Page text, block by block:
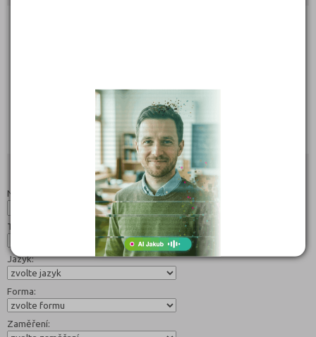
189 Kč
Objednat
169 Kč
Objednat
Studijní programy/oboryNahoru
Název:
Typ:
Jazyk:
Forma:
Zaměření: